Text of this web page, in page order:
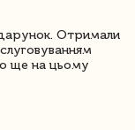
Отримали
ще на цьому